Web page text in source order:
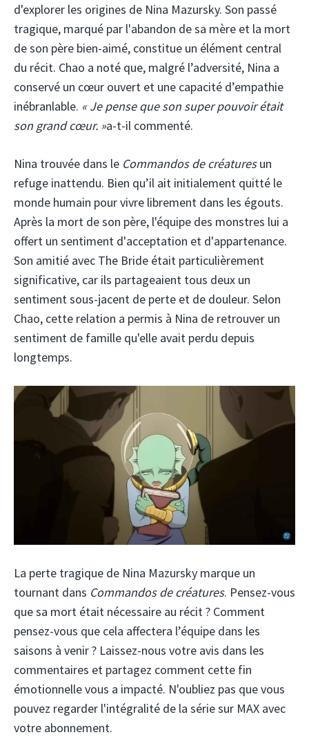
d'explorer les origines de Nina Mazursky. Son passé
tragique, marqué par l'abandon de sa mère et la mort
de son père bien-aimé, constitue un élément central
du récit. Chao a noté que, malgré l’adversité, Nina a
conservé un cœur ouvert et une capacité d’empathie
inébranlable. « Je pense que son super pouvoir était
son grand cœur. »a-t-il commenté.
Nina trouvée dans le Commandos de créaturesun
refuge inattendu. Bien qu’il ait initialement quitté le
monde humain pour vivre librement dans les égouts.
Après la mort de son père, l'équipe des monstres lui a
offert un sentiment d'acceptation et d'appartenance.
Son amitié avec The Bride était particulièrement
significative, car ils partageaient tous deux un
sentiment sous-jacent de perte et de douleur. Selon
Chao, cette relation a permis à Nina de retrouver un
sentiment de famille qu'elle avait perdu depuis
longtemps.
La perte tragique de Nina Mazursky marque un
tournant dans Commandos de créatures. Pensez-vous
que sa mort était nécessaire au récit ? Comment
pensez-vous que cela affectera l’équipe dans les
saisons à venir ? Laissez-nous votre avis dans les
commentaires et partagez comment cette fin
émotionnelle vous a impacté. N'oubliez pas que vous
pouvez regarder l'intégralité de la série sur MAX avec
votre abonnement.